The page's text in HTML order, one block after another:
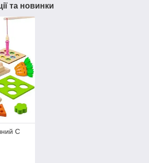
та новинки
C